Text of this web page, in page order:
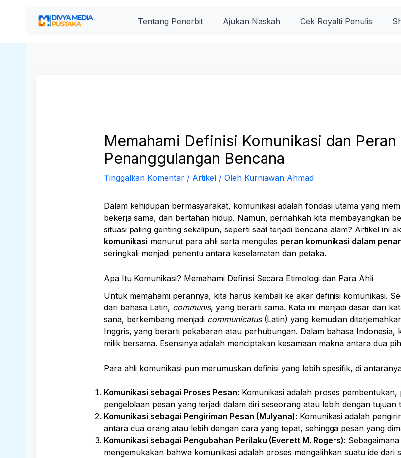
Tentang Penerbit Ajukan Naskah Cek Royalti Penulis
Memahami Definisi Komunikasi dan Peran
Penanggulangan Bencana
Tinggalkan Komentar / Artikel/ Oleh Kurniawan Ahmad
Dalam kehidupan bermasyarakat, komunikasi adalah fondasi utama yang
bekerja sama, dan bertahan hidup. Namun, pernahkah kita membayangkan
situasi paling genting sekalipun, seperti saat terjadi bencana alam? Artikel ini
komunikasi menurut para ahli serta mengulas peran komunikasi dalam
seringkali menjadi penentu antara keselamatan dan petaka.
Apa Itu Komunikasi? Memahami Definisi Secara Etimologi dan Para Ahli
Untuk memahami perannya, kita harus kembali ke akar definisi komunikasi.
dari bahasa Latin, communis, yang berarti sama. Kata ini menjadi dasar dari
sana, berkembang menjadi communicatus(Latin) yang kemudian
Inggris, yang berarti pekabaran atau perhubungan. Dalam bahasa Indonesia,
milik bersama. Esensinya adalah menciptakan kesamaan makna antara dua
Para ahli komunikasi pun merumuskan definisi yang lebih spesifik, di
Komunikasi sebagai Proses Pesan: Komunikasi adalah proses
pengelolaan pesan yang terjadi dalam diri seseorang atau lebih dengan tujuan
Komunikasi sebagai Pengiriman Pesan (Mulyana): Komunikasi adalah
antara dua orang atau lebih dengan cara yang tepat, sehingga pesan yang
Komunikasi sebagai Pengubahan Perilaku (Everett M. Rogers):
mengemukakan bahwa komunikasi adalah proses mengalihkan suatu ide dari